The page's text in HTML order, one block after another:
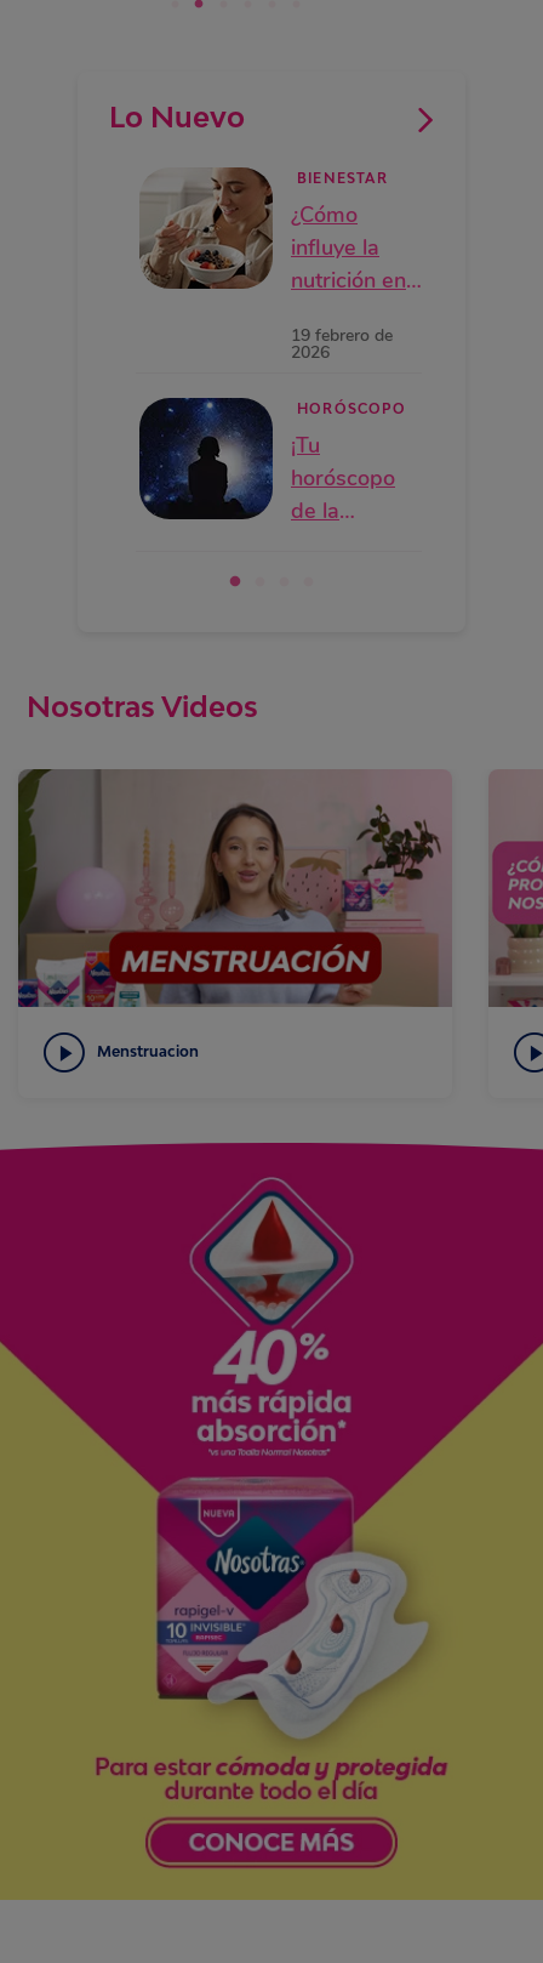
Lo Nuevo
BIENESTAR
¿Cómo
influye la
nutrición en
hormonas y
menstrual?
19 febrero de
2026
HORÓSCOPO
¡Tu
horóscopo
de la
Nosotras Videos
Menstruacion